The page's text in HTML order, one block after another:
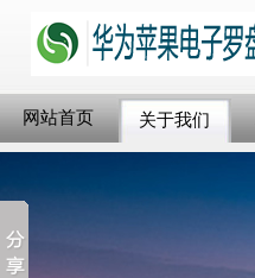
网站首页 关于我们